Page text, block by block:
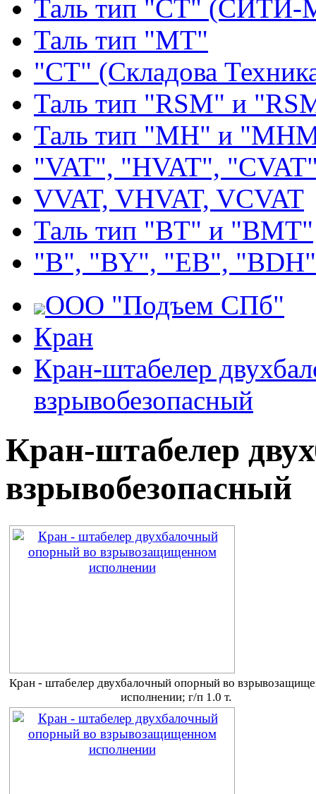
Таль тип "СТ" (СИТИ-
Таль тип "МТ"
"СТ" (Складова
Таль тип "RSМ" и
Таль тип "MH" и
"VAT", "HVAT",
VVAT, VHVAT, VCVAT
Таль тип "BT" и "BMT"
"В", "BY", "EВ", "BDH"
ООО "Подъем СПб"
Кран
Кран-штабелер
взрывобезопасный
Кран-штабелер
взрывобезопасный
Кран - штабелер двухбалочный опорный во
исполнении; г/п 1.0 т.